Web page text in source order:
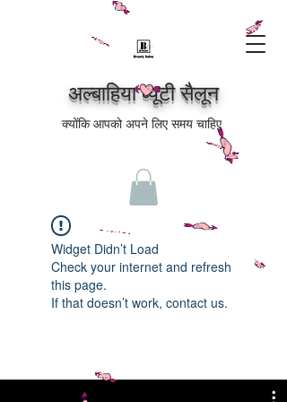
अल्बाहिया ब्यूटी सैलून
क्योंकि आपको अपने लिए समय चाहिए
Widget Didn’t Load
Check your internet and refresh
this page.
If that doesn’t work, contact us.